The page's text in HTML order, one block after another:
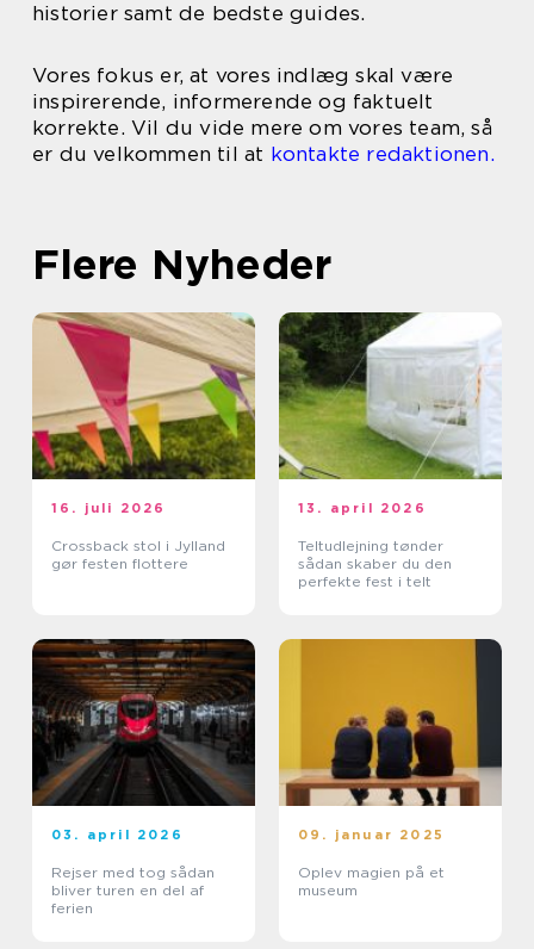
historier samt de bedste guides.
Vores fokus er, at vores indlæg skal være
inspirerende, informerende og faktuelt
korrekte. Vil du vide mere om vores team, så
er du velkommen til at kontakte redaktionen.
Flere Nyheder
16. juli 2026
Crossback stol i Jylland
gør festen flottere
13. april 2026
Teltudlejning tønder
sådan skaber du den
perfekte fest i telt
03. april 2026
Rejser med tog sådan
bliver turen en del af
ferien
09. januar 2025
Oplev magien på et
museum